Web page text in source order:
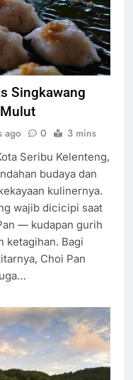
Singkawang
ago 0 3 mins
Seribu Kelenteng,
budaya dan
kulinernya.
wajib dicicipi saat
— kudapan gurih
ketagihan. Bagi
Choi Pan